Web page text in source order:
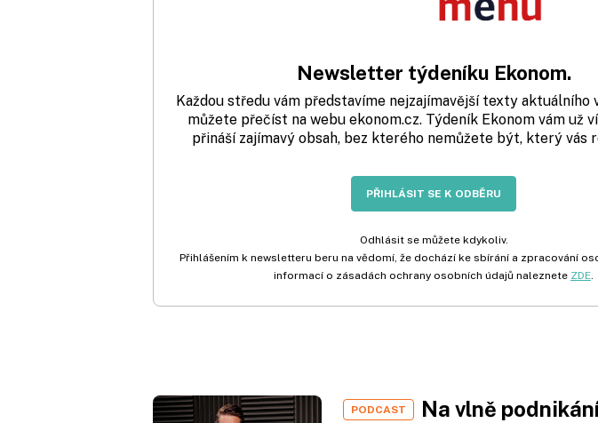
Newsletter týdeníku Ekonom.
Každou středu vám představíme nejzajímavější texty aktuálního
můžete přečíst na webu ekonom.cz. Týdeník Ekonom vám už
přináší zajímavý obsah, bez kterého nemůžete být, který vás
PŘIHLÁSIT SE K ODBĚRU
Odhlásit se můžete kdykoliv.
Přihlášením k newsletteru beru na vědomí, že dochází ke sbírání a zpracování
informací o zásadách ochrany osobních údajů naleznete ZDE
PODCAST
Na vlně